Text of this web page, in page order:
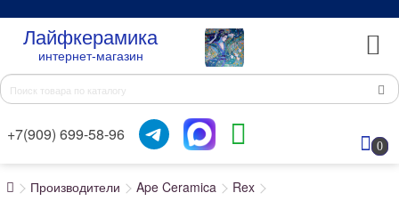
Лайфкерамика
интернет-магазин
+7(909) 699-58-96
0
Производители Ape Ceramica Rex